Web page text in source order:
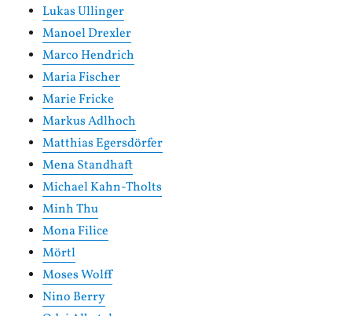
Lukas Ullinger
Manoel Drexler
Marco Hendrich
Maria Fischer
Marie Fricke
Markus Adlhoch
Matthias Egersdörfer
Mena Standhaft
Michael Kahn-Tholts
Minh Thu
Mona Filice
Mörtl
Moses Wolff
Nino Berry